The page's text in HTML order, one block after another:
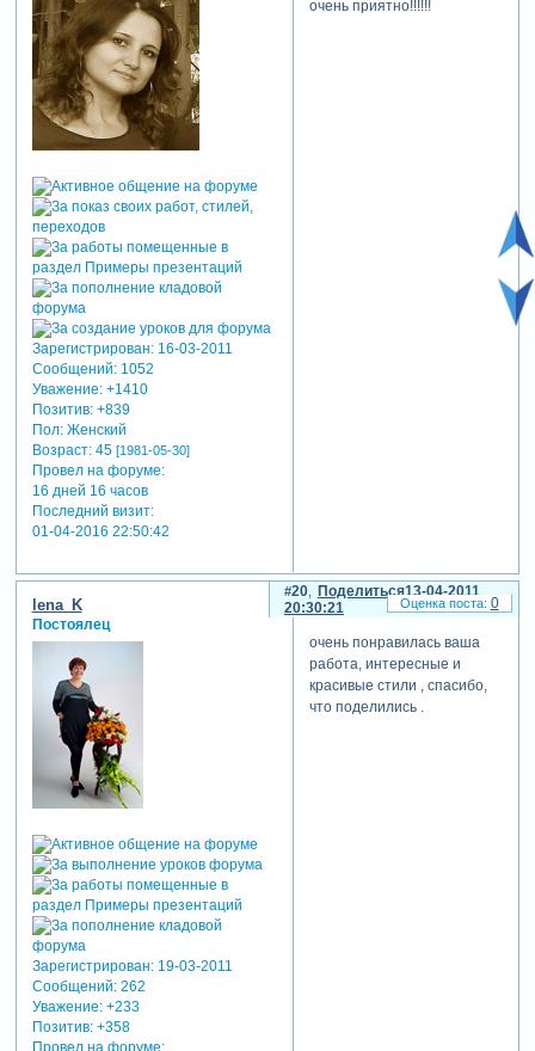
Зарегистрирован: 16-03-2011
Сообщений:1052
Уважение: +1410
Позитив: +839
Пол:Женский
Возраст:45 [1981-05-30]
Провел на форуме:
16 дней 16 часов
Последний визит:
01-04-2016 22:50:42
очень приятно!!!!!!
Поделиться
20
13-04-2011
20:30:21
lena_K
Постоялец
Зарегистрирован: 19-03-2011
Сообщений:262
Уважение: +233
Позитив: +358
очень понравилась ваша
работа, интересные и
красивые стили , спасибо,
что поделились .
0